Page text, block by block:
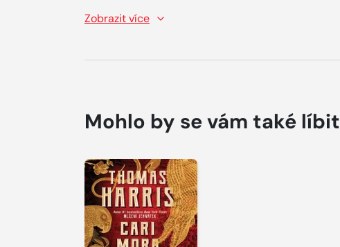
Zobrazit více
Mohlo by se vám také líbit